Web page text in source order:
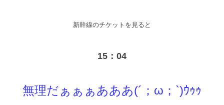
新幹線のチケットを見ると
15：04
無理だぁぁぁあああ(´；ω；`)ｳｩｩ